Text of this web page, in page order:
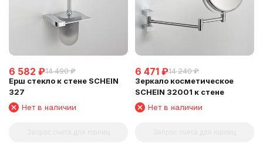
6 582 ₽14 490 ₽
Ерш стекло к стене SCHEIN
327
Нет в наличии
6 471 ₽14 240 ₽
Зеркало косметическое
SCHEIN 32001 к стене
Нет в наличии